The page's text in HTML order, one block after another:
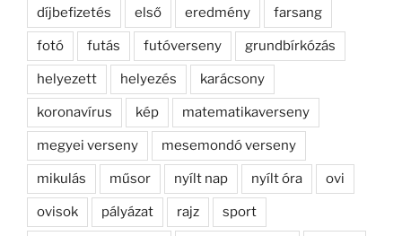
díjbefizetés első eredmény farsang
fotó futás futóverseny grundbírkózás
helyezett helyezés karácsony
koronavírus kép matematikaverseny
megyei verseny mesemondó verseny
mikulás műsor nyílt nap nyílt óra ovi
ovisok pályázat rajz sport